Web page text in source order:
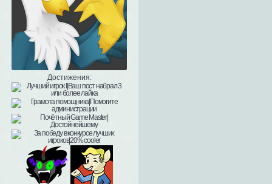
Достижения: